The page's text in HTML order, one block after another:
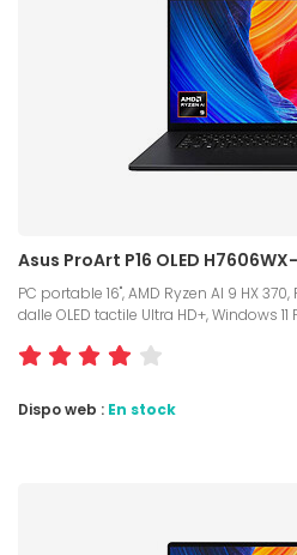
Asus ProArt P16 OLED
PC portable 16", AMD Ryzen AI 9 HX
dalle OLED tactile Ultra HD+, Windows 11
Dispo web : En stock